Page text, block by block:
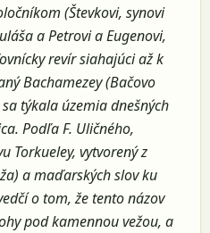
(Števkovi, synovi
a Petrovi a Eugenovi,
revír siahajúci až k
Bachamezey (Bačovo
týkala územia dnešných
Podľa F. Uličného,
Torkueley, vytvorený z
a maďarských slov ku
o tom, že tento názov
pod kamennou vežou, a